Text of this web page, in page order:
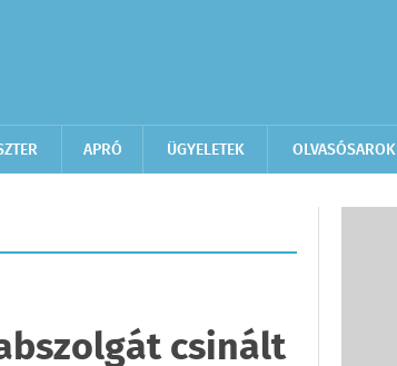
APRÓ ÜGYELETEK OLVASÓSAROK
csinált